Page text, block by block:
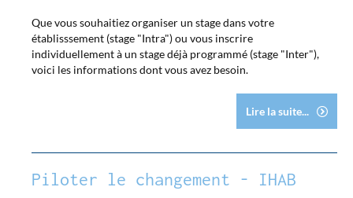
Que vous souhaitiez organiser un stage dans votre
établisssement (stage "Intra") ou vous inscrire
individuellement à un stage déjà programmé (stage "Inter"),
voici les informations dont vous avez besoin.
Lire la suite...
Piloter le changement - IHAB